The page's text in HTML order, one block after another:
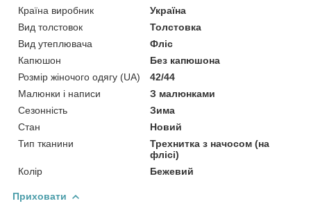
Країна виробник
Україна
Вид толстовок
Толстовка
Вид утеплювача
Фліс
Капюшон
Без капюшона
Розмір жіночого одягу (UA)
42/44
Малюнки і написи
З малюнками
Сезонність
Зима
Стан
Новий
Тип тканини
Трехнитка з начосом (на
флісі)
Колір
Бежевий
Приховати